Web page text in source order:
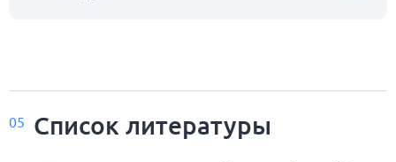
05 Список литературы